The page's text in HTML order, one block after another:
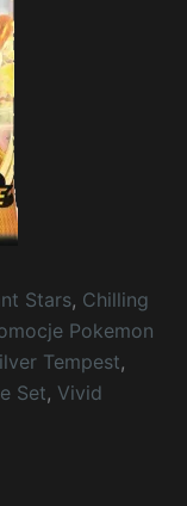
Stars, Chilling
Pokemon
Tempest,
Set, Vivid